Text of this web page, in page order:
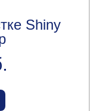
Shiny